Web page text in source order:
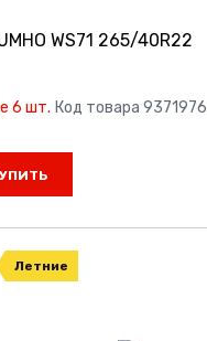
WS71 265/40R22
6 шт. Код товара 9371976
Летние